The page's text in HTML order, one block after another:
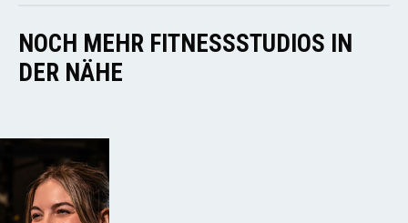
NOCH MEHR FITNESSSTUDIOS IN
DER NÄHE